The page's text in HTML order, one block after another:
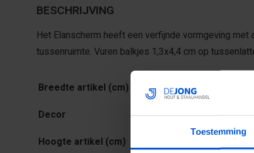
Toestemming
BESCHRIJVING
Het Elanscherm heeft een verfijnde vormgeving met
tussenruimte. Vuren balkjes 1,3x4,4 cm op
Breedte artikel (cm)
180
Decor
Hoogte artikel (cm)